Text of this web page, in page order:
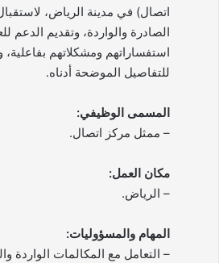
اتصال) في مدينة الرياض،
الصادرة والواردة، وتقديم الدعم
استفساراتهم ومشكلاتهم بفاعلية،
للتفاصيل الموضحة أدناه.
المسمى الوظيفي:
– ممثل مركز اتصال.
مكان العمل:
– الرياض.
المهام والمسؤوليات:
– التعامل مع المكالمات الواردة